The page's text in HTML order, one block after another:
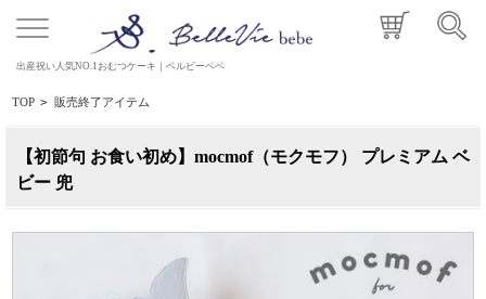
出産祝い人気NO.1おむつケーキ｜ベルビーベベ
TOP > 販売終了アイテム
【初節句 お食い初め】mocmof（モクモフ） プレミアム ベ
ビー 兜